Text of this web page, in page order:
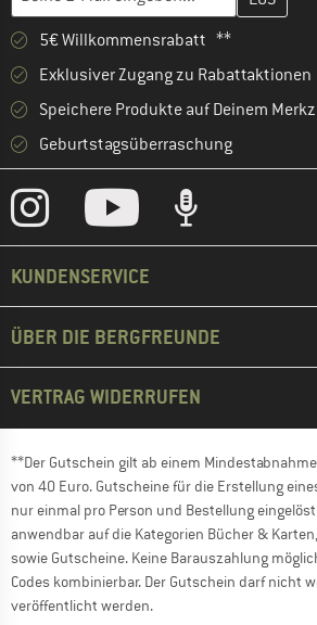
5€ Willkommensrabatt **
Exklusiver Zugang zu Rabattaktionen
Speichere Produkte auf Deinem
Geburtstagsüberraschung
KUNDENSERVICE
ÜBER DIE BERGFREUNDE
VERTRAG WIDERRUFEN
**Der Gutschein gilt ab einem
von 40 Euro. Gutscheine für die Erstellung
nur einmal pro Person und Bestellung
anwendbar auf die Kategorien Bücher &
sowie Gutscheine. Keine Barauszahlung
Codes kombinierbar. Der Gutschein darf nicht
veröffentlicht werden.